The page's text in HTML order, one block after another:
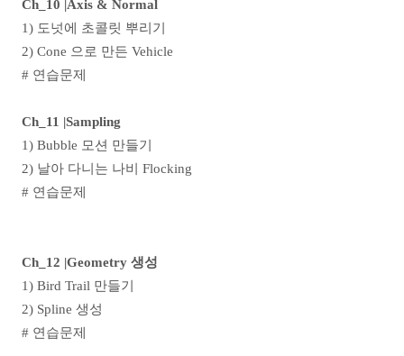
Ch_10 |Axis & Normal
1) 도넛에 초콜릿 뿌리기
2) Cone 으로 만든 Vehicle
# 연습문제
Ch_11 |Sampling
1) Bubble 모션 만들기
2) 날아 다니는 나비
Flocking
# 연습문제
Ch_12 |Geometry 생성
1) Bird Trail 만들기
2) Spline 생성
# 연습문제